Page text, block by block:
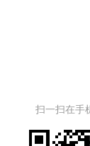
扫一扫在手